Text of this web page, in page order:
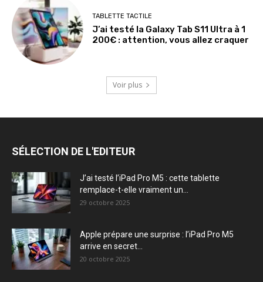
TABLETTE TACTILE
J’ai testé la Galaxy Tab S11 Ultra à 1
200€ : attention, vous allez craquer
Voir plus
SÉLECTION DE L'EDITEUR
J’ai testé l’iPad Pro M5 : cette tablette
remplace-t-elle vraiment un...
29 octobre 2025
Apple prépare une surprise : l’iPad Pro M5
arrive en secret...
20 octobre 2025